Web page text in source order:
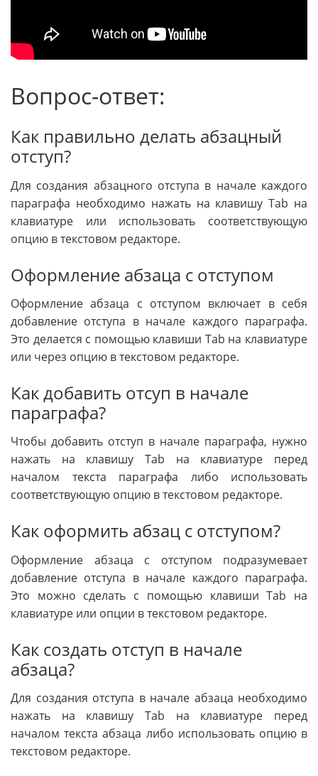
Вопрос-ответ:
Как правильно делать абзацный
отступ?
Для создания абзацного отступа в начале каждого
параграфа необходимо нажать на клавишу Tab на
клавиатуре или использовать соответствующую
опцию в текстовом редакторе.
Оформление абзаца с отступом
Оформление абзаца с отступом включает в себя
добавление отступа в начале каждого параграфа.
Это делается с помощью клавиши Tab на клавиатуре
или через опцию в текстовом редакторе.
Как добавить отсуп в начале
параграфа?
Чтобы добавить отступ в начале параграфа, нужно
нажать на клавишу Tab на клавиатуре перед
началом текста параграфа либо использовать
соответствующую опцию в текстовом редакторе.
Как оформить абзац с отступом?
Оформление абзаца с отступом подразумевает
добавление отступа в начале каждого параграфа.
Это можно сделать с помощью клавиши Tab на
клавиатуре или опции в текстовом редакторе.
Как создать отступ в начале
абзаца?
Для создания отступа в начале абзаца необходимо
нажать на клавишу Tab на клавиатуре перед
началом текста абзаца либо использовать опцию в
текстовом редакторе.